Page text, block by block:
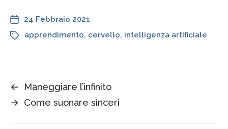
24 Febbraio 2021
apprendimento, cervello, intelligenza artificiale
←
Maneggiare l’infinito
→ Come suonare sinceri